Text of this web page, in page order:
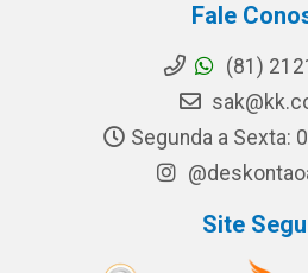
Fale
(81)
Segunda a Sexta:
Site